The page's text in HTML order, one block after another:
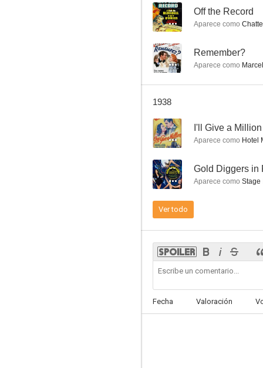
Off the Record
--
Milagros en venta
-- Off the Record
Aparece como
-- Remember?
Aparece como Marcel
1938
-- I'll Give a Million
Aparece como Hotel
-- Gold Diggers in
Aparece como Stage
Ver todo
Fecha Valoración